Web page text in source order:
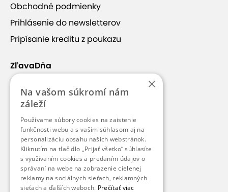
Obchodné podmienky
Prihlásenie do newsletterov
Pripísanie kreditu z poukazu
ZľavaDňa
Náš príbeh
Kontakt
Kariéra
Blog
Pre médiá
Pre partnerov
×
Na vašom súkromí nám
záleží
Používame súbory cookies na zaistenie
funkčnosti webu a s vaším súhlasom aj na
personalizáciu obsahu našich webstránok.
Kliknutím na tlačidlo „Prijať všetko“ súhlasíte
s využívaním cookies a predaním údajov o
správaní na webe na zobrazenie cielenej
reklamy na sociálnych sieťach, reklamných
sieťach a ďalších weboch. Prečítať viac